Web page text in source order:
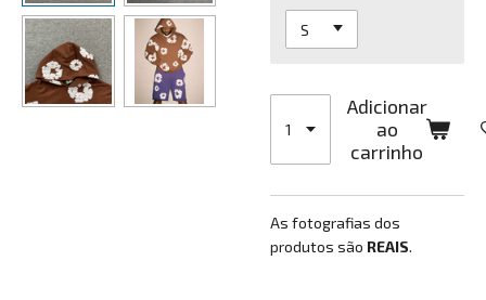
Adicionar
ao
carrinho
As fotografias dos
produtos são REAIS.